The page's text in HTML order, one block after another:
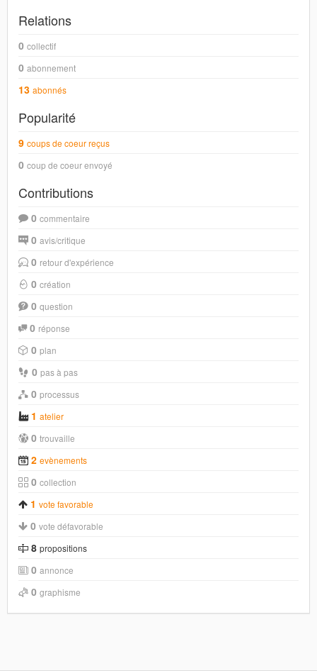
Relations
0 collectif
0 abonnement
13 abonnés
Popularité
9 coups de coeur reçus
0 coup de coeur envoyé
Contributions
0 commentaire
0 avis/critique
0 retour d'expérience
0 création
0 question
0 réponse
0 plan
0 pas à pas
0 processus
1 atelier
0 trouvaille
2 evènements
0 collection
1 vote favorable
0 vote défavorable
8 propositions
0 annonce
0 graphisme